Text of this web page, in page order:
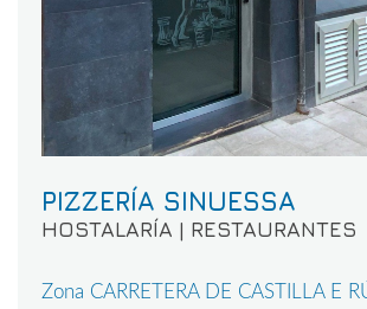
PIZZERÍA SINUESSA
HOSTALARÍA | RESTAURANTES
Zona CARRETERA DE CASTILLA E